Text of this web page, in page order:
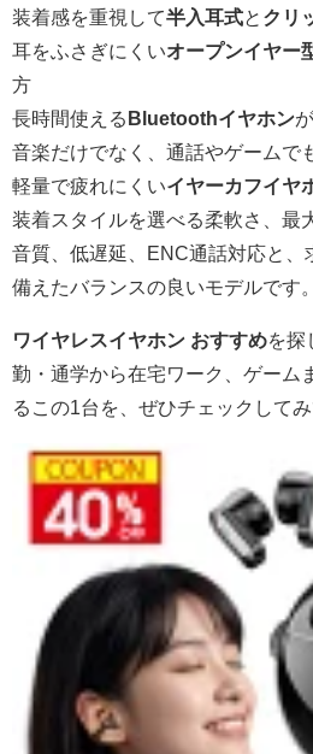
装着感を重視して半入耳式と クリ
耳をふさぎにくいオープンイヤー
方
長時間使える Bluetoothイヤホン
音楽だけでなく、通話やゲームで
軽量で疲れにくいイヤーカフイヤ
装着スタイルを選べる柔軟さ、最
音質、低遅延、ENC通話対応と、
備えたバランスの良いモデルです。
ワイヤレスイヤホン おすすめを探
勤・通学から在宅ワーク、ゲーム
るこの1台を、ぜひチェックしてみ